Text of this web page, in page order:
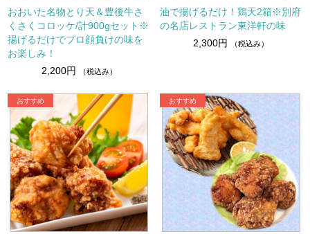
おおいた名物とり天＆豊後牛さ
くさくコロッケ/計900gセット※
揚げるだけでプロ顔負けの味を
お楽しみ！
2,200円
（税込み）
油で揚げるだけ！鶏天2箱※別府
の名店レストラン東洋軒の味
2,300円
（税込み）